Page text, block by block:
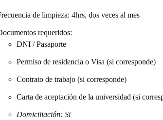
de limpieza: 4hrs, dos veces al mes
requeridos:
DNI / Pasaporte
Permiso de residencia o Visa (si corresponde)
Contrato de trabajo (si corresponde)
Carta de aceptación de la universidad (si
Domiciliación: Si